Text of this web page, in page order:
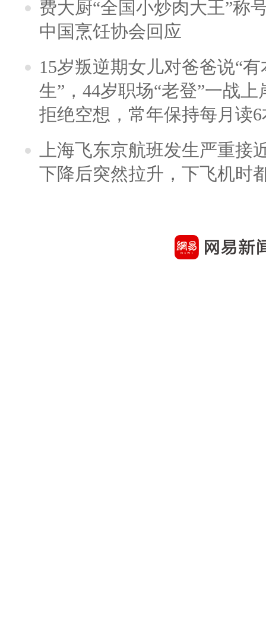
费大厨“全国小炒肉大王”称
中国烹饪协会回应
15岁叛逆期女儿对爸爸说“
生”，44岁职场“老登”一战上
拒绝空想，常年保持每月读
上海飞东京航班发生严重接
下降后突然拉升，下飞机时